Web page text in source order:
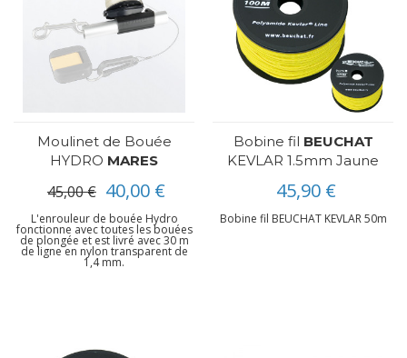
Moulinet de Bouée
HYDRO MARES
45,00 € 40,00 €
L'enrouleur de bouée Hydro
fonctionne avec toutes les bouées
de plongée et est livré avec 30 m
de ligne en nylon transparent de
1,4 mm.
Bobine fil BEUCHAT
KEVLAR 1.5mm Jaune
45,90 €
Bobine fil BEUCHAT KEVLAR 50m